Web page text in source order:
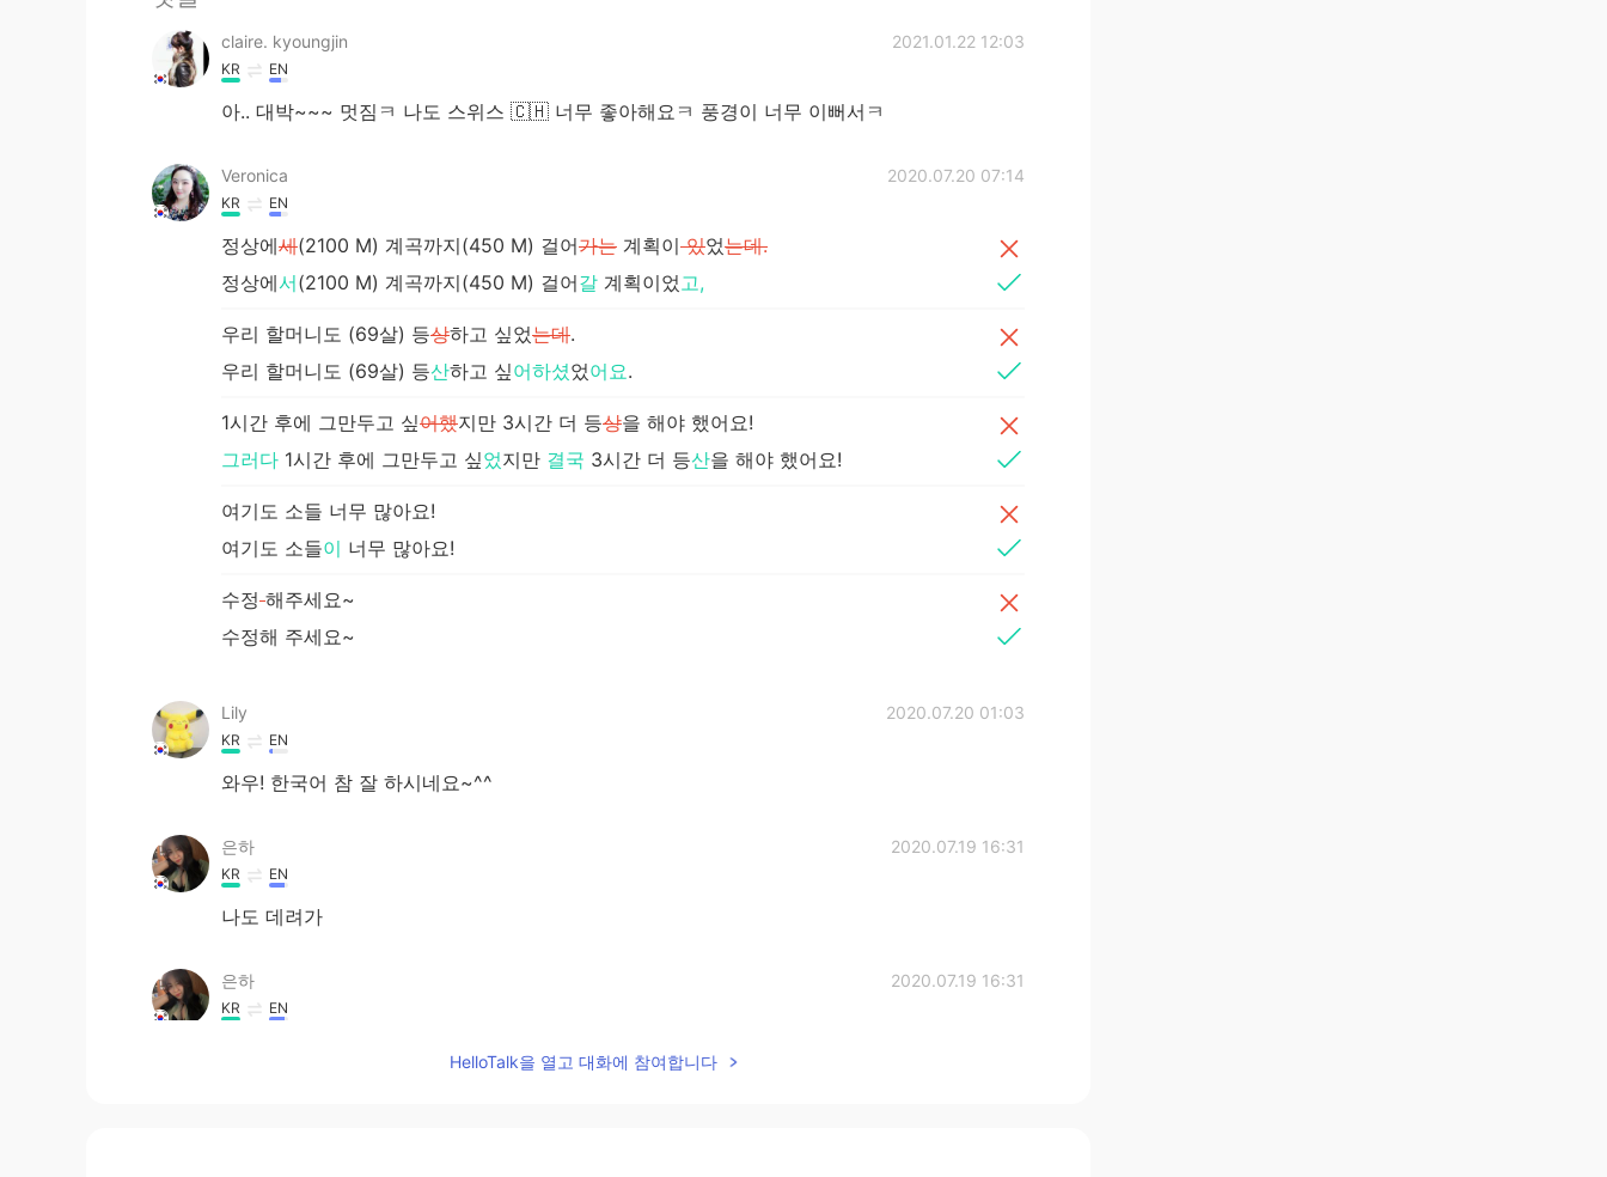
claire. kyoungjin 2021.01.22 12:03
KR EN
아.. 대박~~~ 멋짐ㅋ 나도 스위스 🇨🇭 너무 좋아해요ㅋ 풍경이 너무 이뻐서ㅋ
Veronica 2020.07.20 07:14
KR EN
정상에세(2100 M) 계곡까지(450 M) 걸어가는 계획이있었는데.
정상에서(2100 M) 계곡까지(450 M) 걸어갈 계획이었 고,
우리 할머니도 (69살) 등상하고 싶었는데.
우리 할머니도 (69살) 등산하고 싶어하셨었어요.
1시간 후에 그만두고 싶어했지만 3시간 더 등상을 해야 했어요!
그러다 1시간 후에 그만두고 싶었지만 결국 3시간 더 등산을 해야 했어요!
여기도 소들 너무 많아요!
여기도 소들이 너무 많아요!
수정 해주세요~
수정해 주세요~
Lily 2020.07.20 01:03
KR EN
와우! 한국어 참 잘 하시네요~^^
은하 2020.07.19 16:31
KR EN
나도 데려가
은하 2020.07.19 16:31
KR EN
(2100 M) 계곡까지(450 M) 걸어가는 계획이 있었는데.
HelloTalk을 열고 대화에 참여합니다